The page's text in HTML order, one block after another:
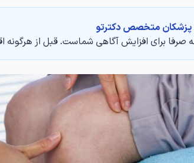
پزشکان متخصص دکترتو
صرفا برای افزایش آگاهی شماست. قبل از هرگونه